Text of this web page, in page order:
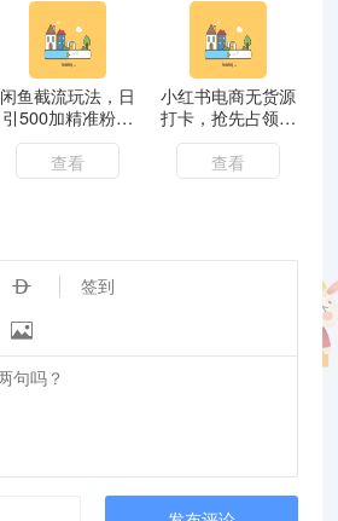
闲鱼截流玩法，日
引500加精准粉保
姆级教程
查看
小红书电商无货源
打卡，抢先占领小
红书无货源电商风
口（10节课）
查看
 签到
